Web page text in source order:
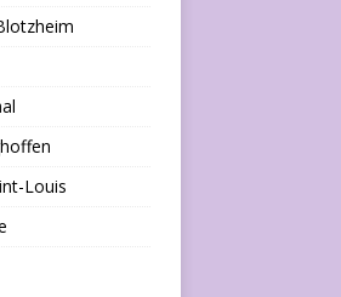
Louis